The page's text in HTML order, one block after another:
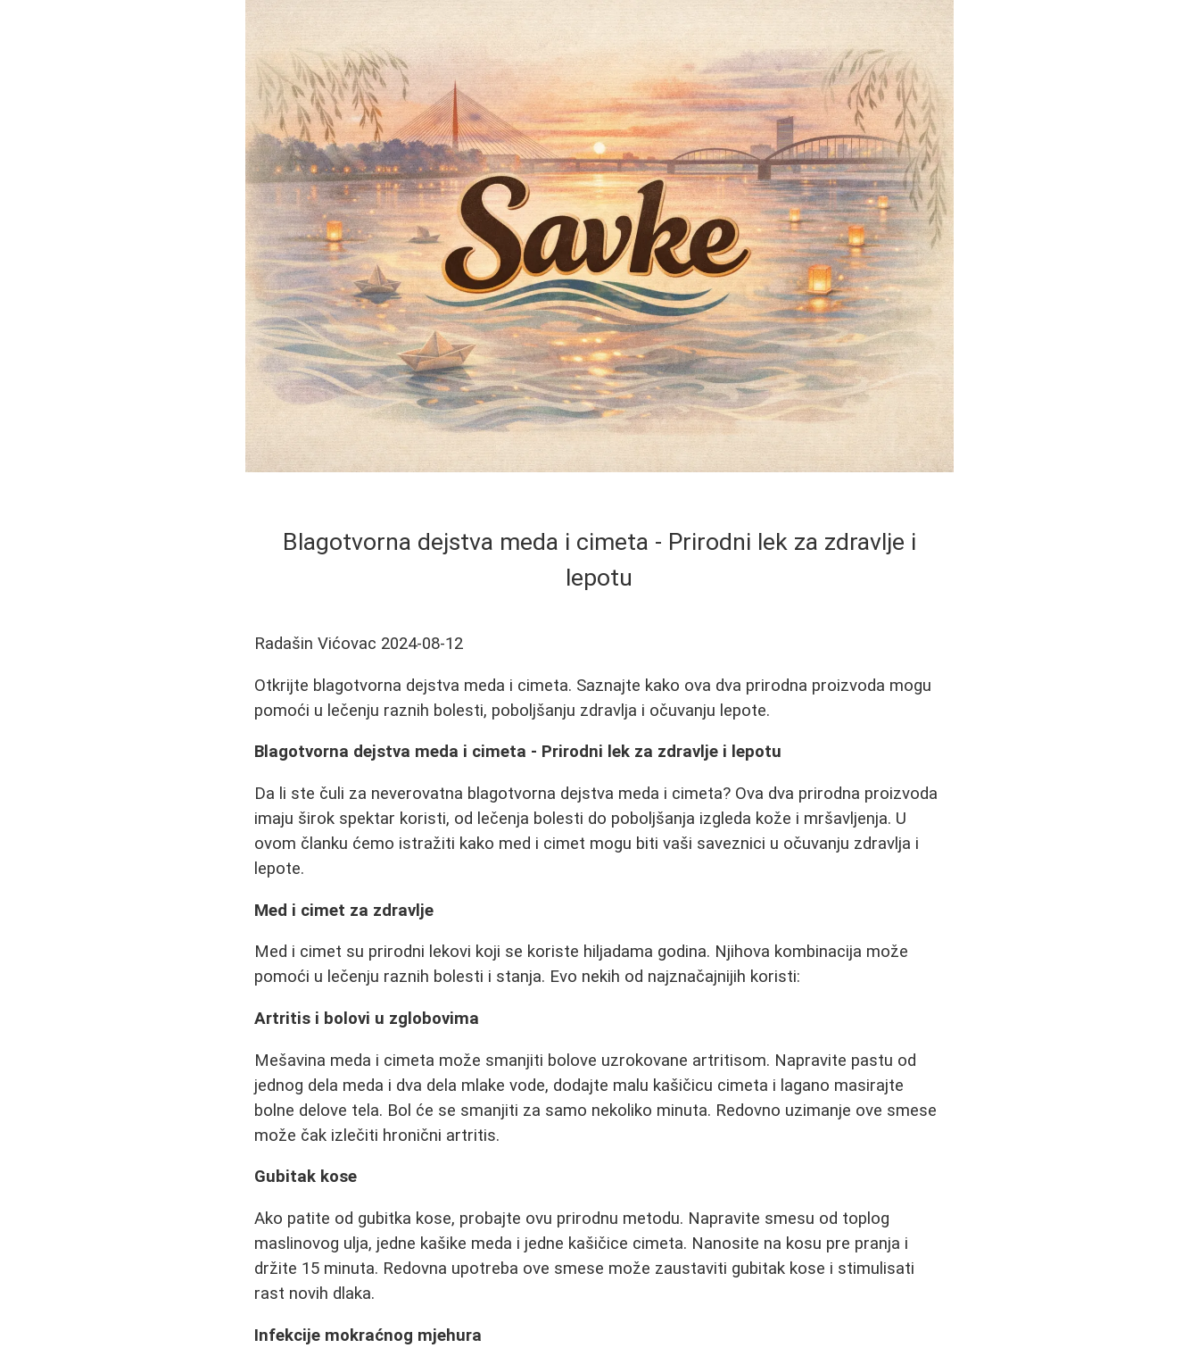
Blagotvorna dejstva meda i cimeta - Prirodni lek za zdravlje i
lepotu
Radašin Vićovac 2024-08-12
Otkrijte blagotvorna dejstva meda i cimeta. Saznajte kako ova dva prirodna proizvoda mogu
pomoći u lečenju raznih bolesti, poboljšanju zdravlja i očuvanju lepote.
Blagotvorna dejstva meda i cimeta - Prirodni lek za zdravlje i lepotu
Da li ste čuli za neverovatna blagotvorna dejstva meda i cimeta? Ova dva prirodna proizvoda
imaju širok spektar koristi, od lečenja bolesti do poboljšanja izgleda kože i mršavljenja. U
ovom članku ćemo istražiti kako med i cimet mogu biti vaši saveznici u očuvanju zdravlja i
lepote.
Med i cimet za zdravlje
Med i cimet su prirodni lekovi koji se koriste hiljadama godina. Njihova kombinacija može
pomoći u lečenju raznih bolesti i stanja. Evo nekih od najznačajnijih koristi:
Artritis i bolovi u zglobovima
Mešavina meda i cimeta može smanjiti bolove uzrokovane artritisom. Napravite pastu od
jednog dela meda i dva dela mlake vode, dodajte malu kašičicu cimeta i lagano masirajte
bolne delove tela. Bol će se smanjiti za samo nekoliko minuta. Redovno uzimanje ove smese
može čak izlečiti hronični artritis.
Gubitak kose
Ako patite od gubitka kose, probajte ovu prirodnu metodu. Napravite smesu od toplog
maslinovog ulja, jedne kašike meda i jedne kašičice cimeta. Nanosite na kosu pre pranja i
držite 15 minuta. Redovna upotreba ove smese može zaustaviti gubitak kose i stimulisati
rast novih dlaka.
Infekcije mokraćnog mjehura